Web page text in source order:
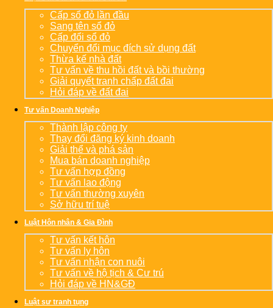
Cấp sổ đỏ lần đầu
Sang tên sổ đỏ
Cấp đổi sổ đỏ
Chuyển đổi mục đích sử dụng đất
Thừa kế nhà đất
Tư vấn về thu hồi đất và bồi thường
Giải quyết tranh chấp đất đai
Hỏi đáp về đất đai
Tư vấn Doanh Nghiệp
Thành lập công ty
Thay đổi đăng ký kinh doanh
Giải thể và phá sản
Mua bán doanh nghiệp
Tư vấn hợp đồng
Tư vấn lao động
Tư vấn thường xuyên
Sở hữu trí tuệ
Luật Hôn nhân & Gia Đình
Tư vấn kết hôn
Tư vấn ly hôn
Tư vấn nhận con nuôi
Tư vấn về hộ tịch & Cư trú
Hỏi đáp về HN&GĐ
Luật sư tranh tụng